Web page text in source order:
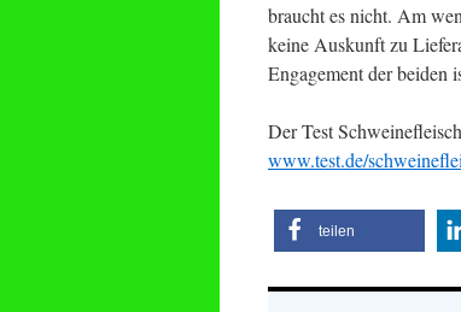
braucht es nicht. Am
keine Auskunft zu
Engagement der beiden
Der Test
www.test.de/
teilen